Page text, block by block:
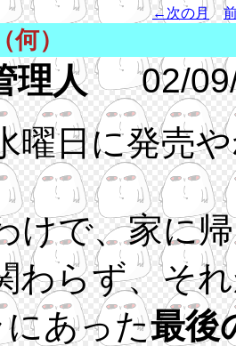
←次の月
）
理人02/09/
曜日に発売
けで、家に
わらず、そ
あった最後